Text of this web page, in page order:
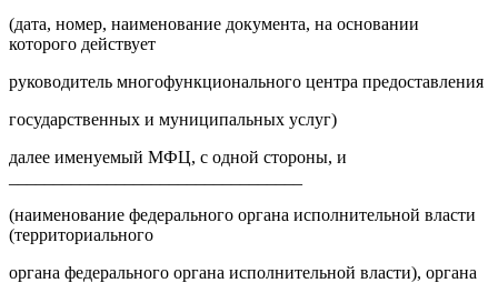
(дата, номер, наименование документа, на основании
которого действует
руководитель многофункционального центра предоставления
государственных и муниципальных услуг)
далее именуемый МФЦ, с одной стороны, и
(наименование федерального органа исполнительной власти
(территориального
органа федерального органа исполнительной власти), органа